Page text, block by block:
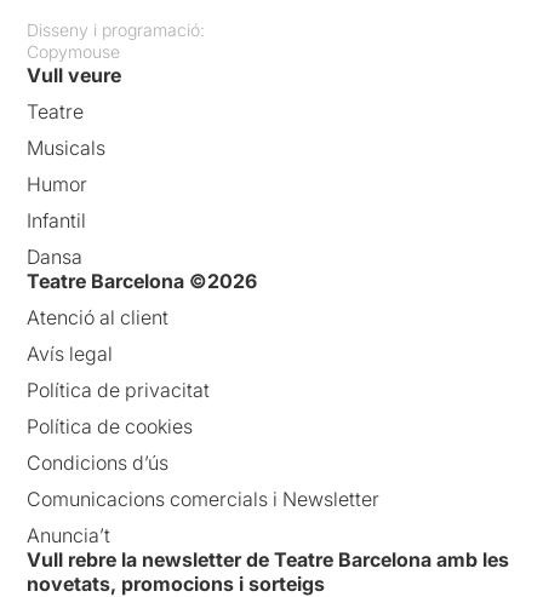
Disseny i programació:
Copymouse
Vull veure
Teatre
Musicals
Humor
Infantil
Dansa
Teatre Barcelona ©2026
Atenció al client
Avís legal
Política de privacitat
Política de cookies
Condicions d’ús
Comunicacions comercials i Newsletter
Anuncia’t
Vull rebre la newsletter de Teatre Barcelona amb les
novetats, promocions i sorteigs